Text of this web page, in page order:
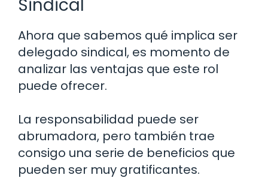
Sindical
Ahora que sabemos qué implica ser
delegado sindical, es momento de
analizar las ventajas que este rol
puede ofrecer.
La responsabilidad puede ser
abrumadora, pero también trae
consigo una serie de beneficios que
pueden ser muy gratificantes.